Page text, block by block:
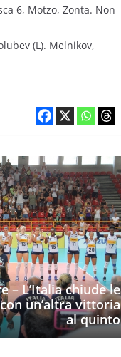
6, Motzo, Zonta. Non
(L). Melnikov,
– L’Italia chiude le
un’altra vittoria
al quinto